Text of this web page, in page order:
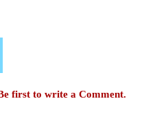
first to write a Comment.